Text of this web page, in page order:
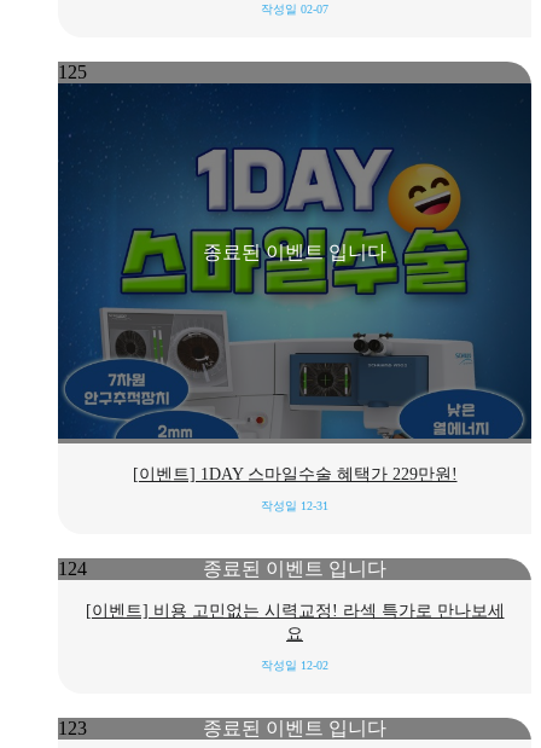
작성일 02-07
125
종료된 이벤트 입니다
[이벤트] 1DAY 스마일수술 혜택가 229만원!
작성일 12-31
124 종료된 이벤트 입니다
[이벤트] 비용 고민없는 시력교정! 라섹 특가로 만나보세
요
작성일 12-02
123 종료된 이벤트 입니다